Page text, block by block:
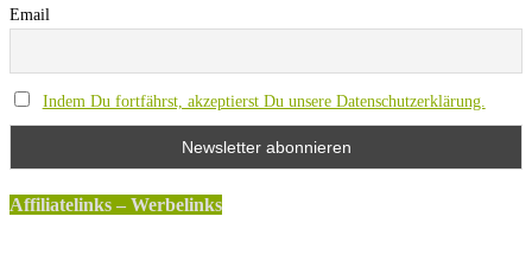
Email
Indem Du fortfährst, akzeptierst Du unsere Datenschutzerklärung.
Affiliatelinks – Werbelinks